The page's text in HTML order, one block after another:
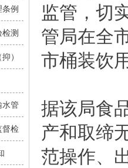
例
测
）
水管
督检
监管，切
管局在全
市桶装饮
据该局食
产和取缔
范操作、